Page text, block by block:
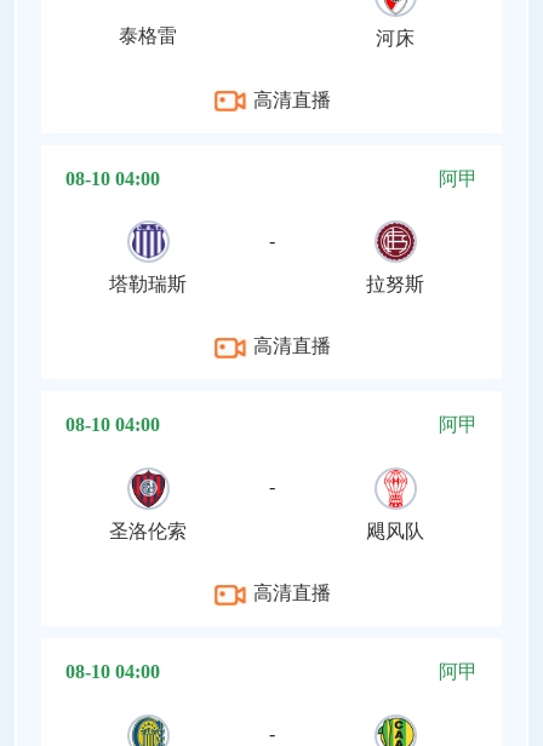
泰格雷 河床
高清直播
08-10 04:00 阿甲
塔勒瑞斯
-
拉努斯
高清直播
08-10 04:00 阿甲
圣洛伦索
-
飓风队
高清直播
08-10 04:00 阿甲
-